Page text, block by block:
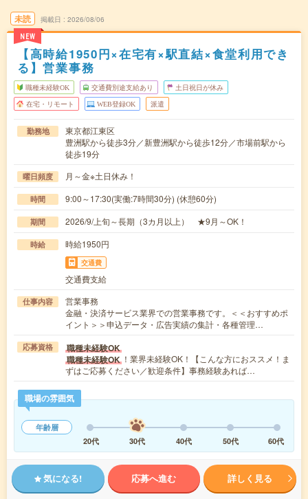
未読
NEW
掲載日 2026/08/06
【高時給1950円×在宅有×駅直結×食堂利用でき
る】営業事務
職種未経験OK 交通費別途支給あり 土日祝日が休み
在宅・リモート WEB登録OK 派遣
勤務地
東京都江東区
豊洲駅から徒歩3分／新豊洲駅から徒歩12分／市場前駅から
徒歩19分
曜日頻度 月～金※土日休み！
時間 9:00～17:30(実働:7時間30分) (休憩60分)
期間 2026/9/上旬～長期（3カ月以上） ★9月～OK！
時給 時給1950円
交通費
交通費支給
仕事内容
営業事務
金融・決済サービス業界での営業事務です。＜＜おすすめポ
イント＞＞申込データ・広告実績の集計・各種管理…
応募資格
職種未経験OK
職種未経験OK ！業界未経験OK！【こんな方におススメ！ま
ずはご応募ください／歓迎条件】事務経験あれば…
職場の雰囲気
年齢層
20代
30代 40代 50代 60代
気になる! 応募へ進む 詳しく見る